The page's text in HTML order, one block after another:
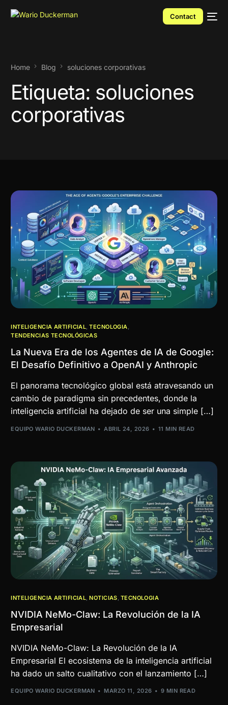
Contact
Home Blog soluciones corporativas
Etiqueta: soluciones
corporativas
INTELIGENCIA ARTIFICIAL,TECNOLOGIA,
TENDENCIAS TECNOLÓGICAS
La Nueva Era de los Agentes de IA de Google:
El Desafío Definitivo a OpenAI y Anthropic
El panorama tecnológico global está atravesando un
cambio de paradigma sin precedentes, donde la
inteligencia artificial ha dejado de ser una simple […]
EQUIPO WARIO DUCKERMAN ABRIL 24, 2026 11 MIN READ
INTELIGENCIA ARTIFICIAL,NOTICIAS, TECNOLOGIA
NVIDIA NeMo-Claw: La Revolución de la IA
Empresarial
NVIDIA NeMo-Claw: La Revolución de la IA
Empresarial El ecosistema de la inteligencia artificial
ha dado un salto cualitativo con el lanzamiento […]
EQUIPO WARIO DUCKERMAN MARZO 11, 2026 9 MIN READ